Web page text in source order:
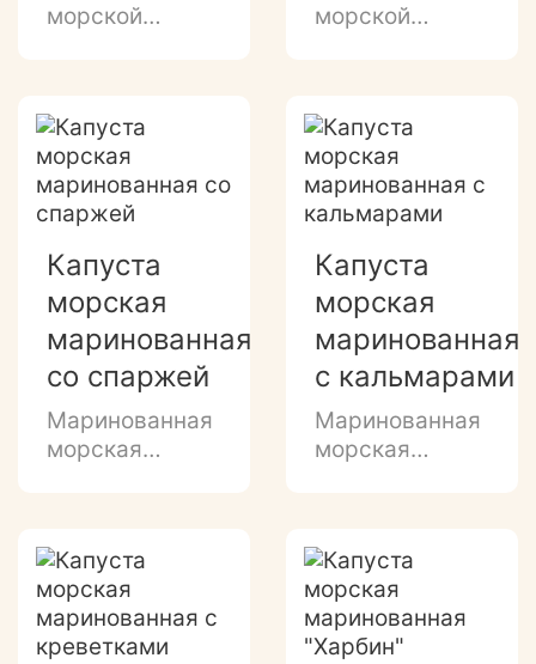
морской
майонезной
заливке
морской
майонезной
заливке
Капуста
морская
маринованная
со спаржей
Маринованная
морская
масле
Капуста
морская
маринованная
с кальмарами
Маринованная
морская